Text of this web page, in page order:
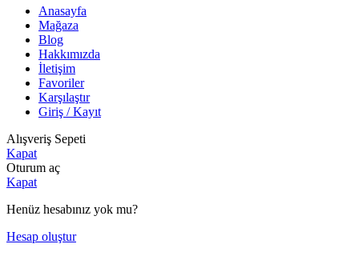
Anasayfa
Mağaza
Blog
Hakkımızda
İletişim
Favoriler
Karşılaştır
Giriş / Kayıt
Alışveriş Sepeti
Kapat
Oturum aç
Kapat
Henüz hesabınız yok mu?
Hesap oluştur